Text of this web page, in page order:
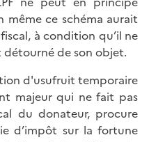
même ce schéma aurait
à condition qu’il ne
de son objet.
d'usufruit temporaire
majeur qui ne fait pas
du donateur, procure
d’impôt sur la fortune